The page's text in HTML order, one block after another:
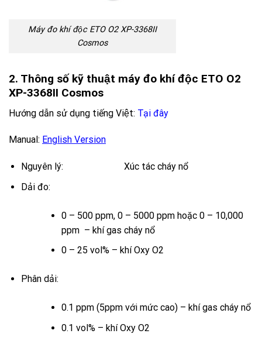
Máy đo khí độc ETO O2 XP-3368II
Cosmos
2. Thông số kỹ thuật máy đo khí độc ETO O2
XP-3368II Cosmos
Hướng dẫn sử dụng tiếng Việt: Tại đây
Manual: English Version
Nguyên lý: Xúc tác cháy nổ
Dải đo:
0 – 500 ppm, 0 – 5000 ppm hoặc 0 – 10,000
ppm – khí gas cháy nổ
0 – 25 vol% – khí Oxy O2
Phân dải:
0.1 ppm (5ppm với mức cao) – khí gas cháy nổ
0.1 vol% – khí Oxy O2